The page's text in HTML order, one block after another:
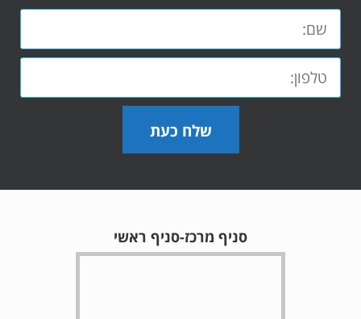
שלח כעת
סניף מרכז-סניף ראשי